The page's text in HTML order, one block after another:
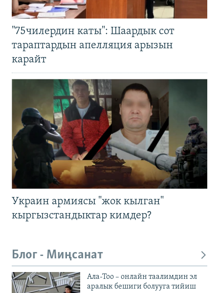
"75чилердин каты": Шаардык сот
тараптардын апелляция арызын
карайт
Украин армиясы "жок кылган"
кыргызстандыктар кимдер?
Блог - Миңсанат
Ала-Тоо – онлайн таалимдин эл
аралык бешиги болууга тийиш